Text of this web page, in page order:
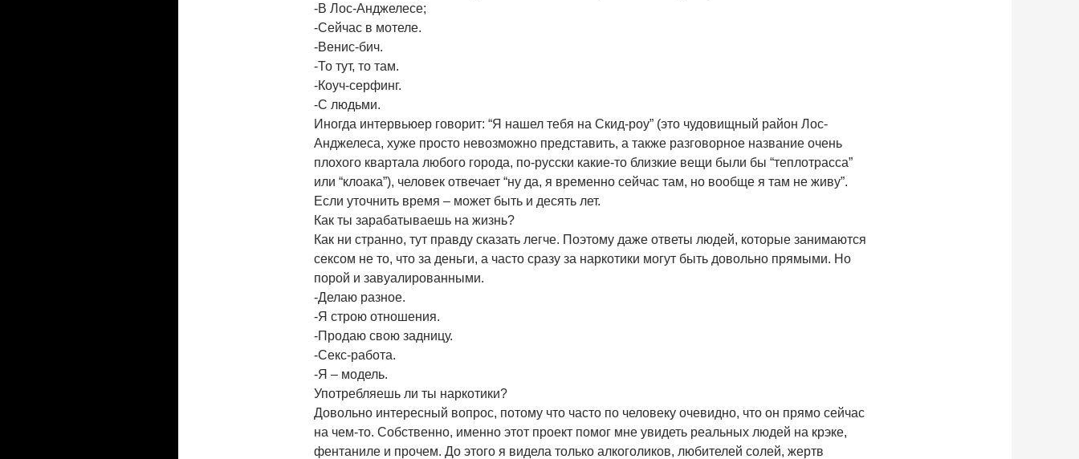
-В Лос-Анджелесе;
-Сейчас в мотеле.
-Венис-бич.
-То тут, то там.
-Коуч-серфинг.
-С людьми.
Иногда интервьюер говорит: “Я нашел тебя на Скид-роу” (это чудовищный район Лос-
Анджелеса, хуже просто невозможно представить, а также разговорное название очень
плохого квартала любого города, по-русски какие-то близкие вещи были бы “теплотрасса”
или “клоака”), человек отвечает “ну да, я временно сейчас там, но вообще я там не живу”.
Если уточнить время – может быть и десять лет.
Как ты зарабатываешь на жизнь?
Как ни странно, тут правду сказать легче. Поэтому даже ответы людей, которые занимаются
сексом не то, что за деньги, а часто сразу за наркотики могут быть довольно прямыми. Но
порой и завуалированными.
-Делаю разное.
-Я строю отношения.
-Продаю свою задницу.
-Секс-работа.
-Я – модель.
Употребляешь ли ты наркотики?
Довольно интересный вопрос, потому что часто по человеку очевидно, что он прямо сейчас
на чем-то. Собственно, именно этот проект помог мне увидеть реальных людей на крэке,
фентаниле и прочем. До этого я видела только алкоголиков, любителей солей, жертв